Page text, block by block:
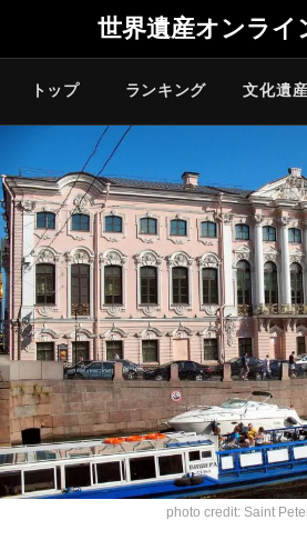
世界遺産オンライ
トップ ランキング 文化遺産
photo credit: Saint